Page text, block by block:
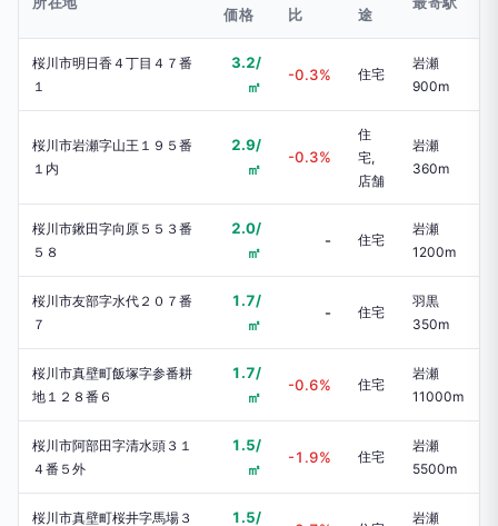
価格
比
途
桜川市明日香４丁目４７番
１
3.2/
㎡
-0.3% 住宅
岩瀬
900m
桜川市岩瀬字山王１９５番
１内
2.9/
㎡
-0.3%
住
宅,
店舗
岩瀬
360m
桜川市鍬田字向原５５３番
５８
2.0/
㎡
- 住宅
岩瀬
1200m
桜川市友部字水代２０７番
７
1.7/
㎡
- 住宅
羽黒
350m
桜川市真壁町飯塚字参番耕
地１２８番６
1.7/
㎡
-0.6% 住宅
岩瀬
11000m
桜川市阿部田字清水頭３１
４番５外
1.5/
㎡
-1.9% 住宅
岩瀬
5500m
桜川市真壁町桜井字馬場３
1.5/
岩瀬